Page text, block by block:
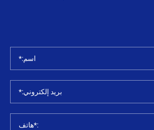
اسم:*
بريد إلكتروني:*
:*هاتف